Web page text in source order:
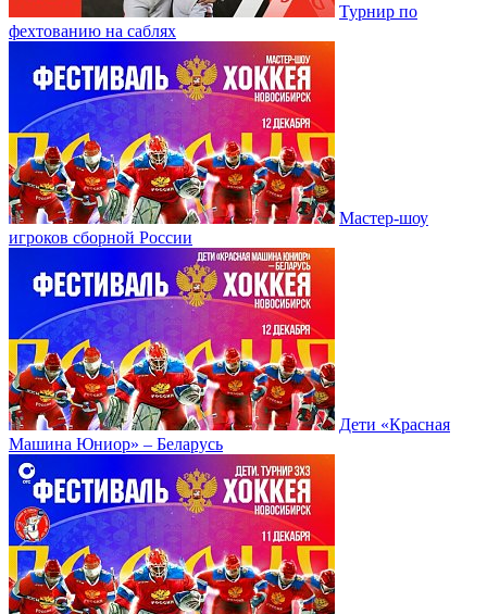
Турнир по
фехтованию на саблях
Мастер-шоу
игроков сборной России
Дети «Красная
Машина Юниор» – Беларусь